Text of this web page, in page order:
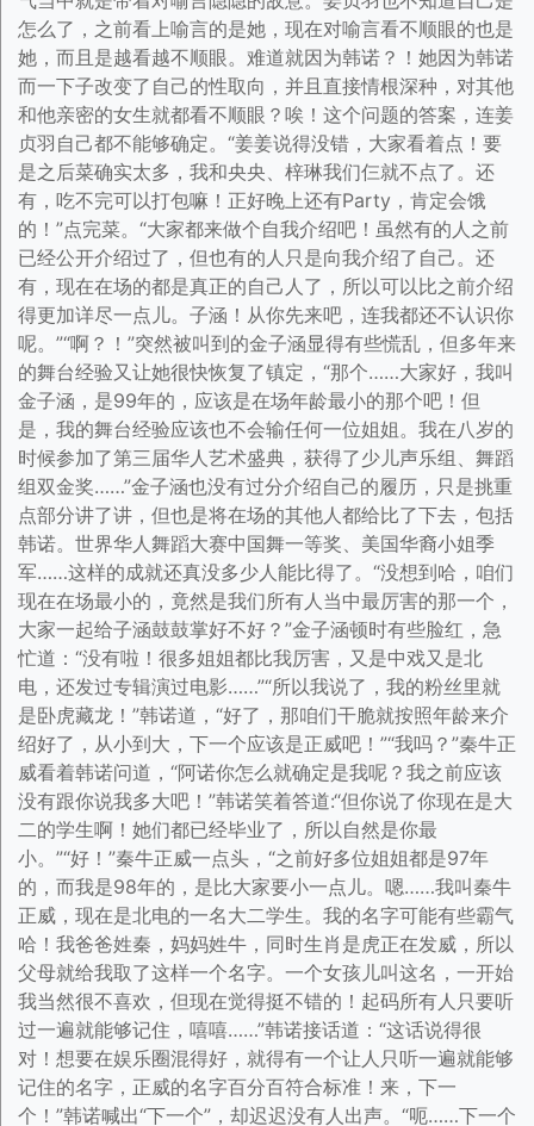
怎么了，之前看上喻言的是她，现在对喻言看不顺眼的也是
她，而且是越看越不顺眼。难道就因为韩诺？！她因为韩诺
而一下子改变了自己的性取向，并且直接情根深种，对其他
和他亲密的女生就都看不顺眼？唉！这个问题的答案，连姜
贞羽自己都不能够确定。“姜姜说得没错，大家看着点！要
是之后菜确实太多，我和央央、梓琳我们仨就不点了。还
有，吃不完可以打包嘛！正好晚上还有Party，肯定会饿
的！”点完菜。“大家都来做个自我介绍吧！虽然有的人之前
已经公开介绍过了，但也有的人只是向我介绍了自己。还
有，现在在场的都是真正的自己人了，所以可以比之前介绍
得更加详尽一点儿。子涵！从你先来吧，连我都还不认识你
呢。”“啊？！”突然被叫到的金子涵显得有些慌乱，但多年来
的舞台经验又让她很快恢复了镇定，“那个……大家好，我叫
金子涵，是99年的，应该是在场年龄最小的那个吧！但
是，我的舞台经验应该也不会输任何一位姐姐。我在八岁的
时候参加了第三届华人艺术盛典，获得了少儿声乐组、舞蹈
组双金奖……”金子涵也没有过分介绍自己的履历，只是挑重
点部分讲了讲，但也是将在场的其他人都给比了下去，包括
韩诺。世界华人舞蹈大赛中国舞一等奖、美国华裔小姐季
军……这样的成就还真没多少人能比得了。“没想到哈，咱们
现在在场最小的，竟然是我们所有人当中最厉害的那一个，
大家一起给子涵鼓鼓掌好不好？”金子涵顿时有些脸红，急
忙道：“没有啦！很多姐姐都比我厉害，又是中戏又是北
电，还发过专辑演过电影……”“所以我说了，我的粉丝里就
是卧虎藏龙！”韩诺道，“好了，那咱们干脆就按照年龄来介
绍好了，从小到大，下一个应该是正威吧！”“我吗？”秦牛正
威看着韩诺问道，“阿诺你怎么就确定是我呢？我之前应该
没有跟你说我多大吧！”韩诺笑着答道:“但你说了你现在是大
二的学生啊！她们都已经毕业了，所以自然是你最
小。”“好！”秦牛正威一点头，“之前好多位姐姐都是97年
的，而我是98年的，是比大家要小一点儿。嗯……我叫秦牛
正威，现在是北电的一名大二学生。我的名字可能有些霸气
哈！我爸爸姓秦，妈妈姓牛，同时生肖是虎正在发威，所以
父母就给我取了这样一个名字。一个女孩儿叫这名，一开始
我当然很不喜欢，但现在觉得挺不错的！起码所有人只要听
过一遍就能够记住，嘻嘻……”韩诺接话道：“这话说得很
对！想要在娱乐圈混得好，就得有一个让人只听一遍就能够
记住的名字，正威的名字百分百符合标准！来，下一
个！”韩诺喊出“下一个”，却迟迟没有人出声。“呃……下一个